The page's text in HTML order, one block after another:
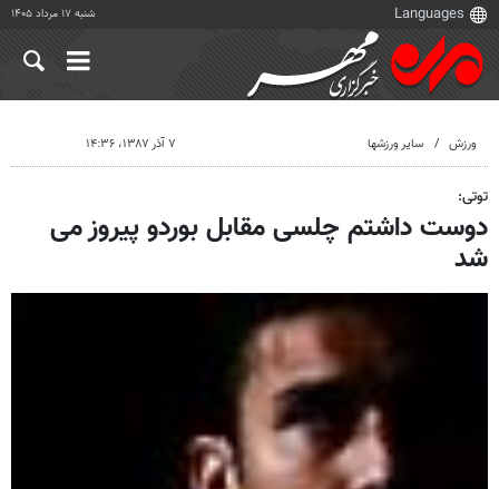
شنبه ۱۷ مرداد ۱۴۰۵
ورزش سایر ورزشها ۷ آذر ۱۳۸۷، ۱۴:۳۶
توتی:
دوست داشتم چلسی مقابل بوردو پیروز می
شد